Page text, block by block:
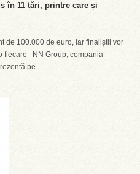
în 11 țări, printre care și
de 100.000 de euro, iar finaliștii vor
fiecare NN Group, compania
pe...